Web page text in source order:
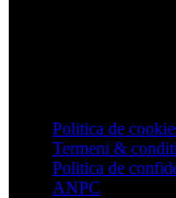
Politica de
Termeni &
Politica de
ANPC